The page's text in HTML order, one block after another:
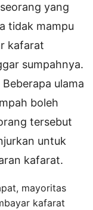
yang
tidak mampu
kafarat
sumpahnya.
Beberapa ulama
boleh
tersebut
untuk
kafarat.
mayoritas
kafarat